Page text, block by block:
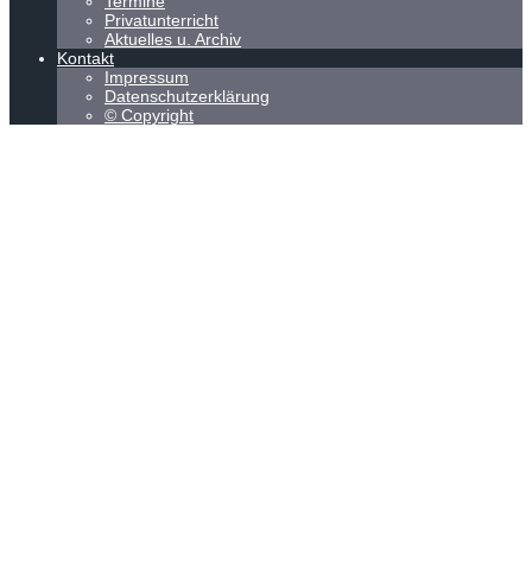
Privatunterricht
Aktuelles u. Archiv
Kontakt
Impressum
Datenschutzerklärung
© Copyright